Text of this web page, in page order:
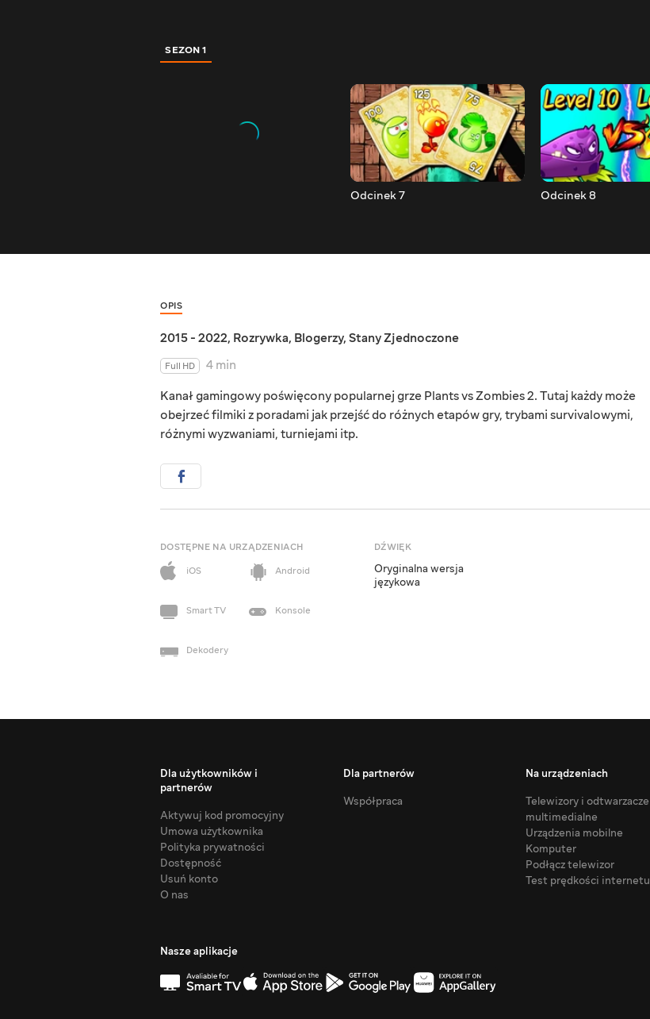
SEZON 1
Odcinek 7 Odcinek 8
OPIS
2015 - 2022, Rozrywka, Blogerzy, Stany Zjednoczone
Full HD
4 min
Kanał gamingowy poświęcony popularnej grze Plants vs Zombies 2. Tutaj każdy może
obejrzeć filmiki z poradami jak przejść do różnych etapów gry, trybami survivalowymi,
różnymi wyzwaniami, turniejami itp.
DOSTĘPNE NA URZĄDZENIACH
iOS
Android
Smart TV Konsole
Dekodery
DŹWIĘK
Oryginalna wersja
językowa
Dla użytkowników i
partnerów
Aktywuj kod promocyjny
Umowa użytkownika
Polityka prywatności
Dostępność
Usuń konto
O nas
Dla partnerów
Współpraca
Na urządzeniach
Telewizory i odtwarzacze
multimedialne
Urządzenia mobilne
Komputer
Podłącz telewizor
Test prędkości internetu
Nasze aplikacje